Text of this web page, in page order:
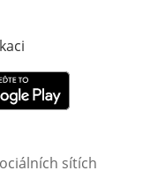
okně
sítích